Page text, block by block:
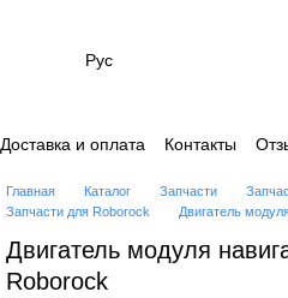
Рус
Доставка и оплата Контакты
Главная Каталог Запчасти
Запчасти для Roborock
Двигатель
Двигатель модуля
Roborock